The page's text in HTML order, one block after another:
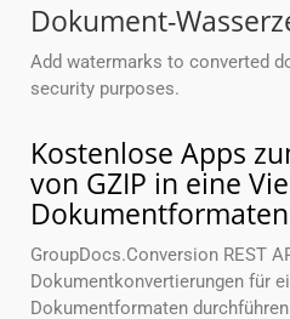
Dokument-
Add watermarks to converted
security purposes.
Kostenlose Apps
von GZIP in eine
GroupDocs.Conversion REST
Dokumentkonvertierungen für
Dokumentformaten